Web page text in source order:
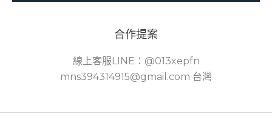
合作提案
線上客服LINE：@013xepfn
mns394314915@gmail.com 台灣